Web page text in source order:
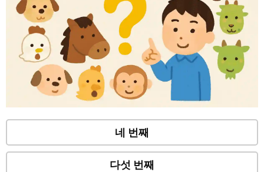
네 번째
다섯 번째